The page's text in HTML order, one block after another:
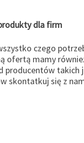
dla firm
czego
ofertą mamy
takich
skontatkuj się z